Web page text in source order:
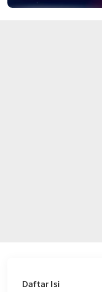
Daftar Isi